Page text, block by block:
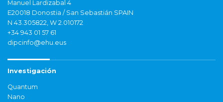
Manuel Lardizabal 4
E20018 Donostia / San Sebastián SPAIN
N 43.305822, W 2.010172
+34 943 01 57 61
dipcinfo@ehu.eus
Investigación
Quantum
Nano